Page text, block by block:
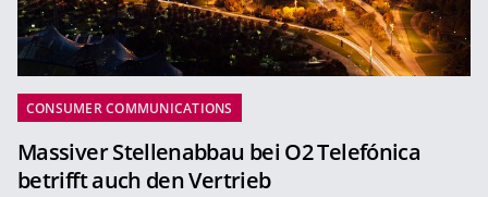
CONSUMER COMMUNICATIONS
Massiver Stellenabbau bei O2 Telefónica
betrifft auch den Vertrieb